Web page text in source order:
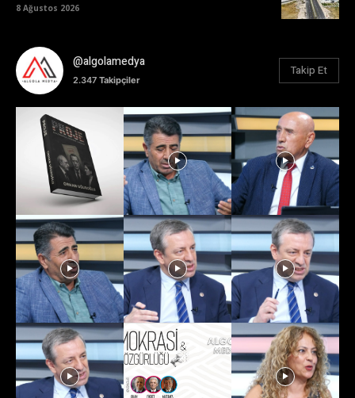
8 Ağustos 2026
@algolamedya
2.347 Takipçiler
Takip Et